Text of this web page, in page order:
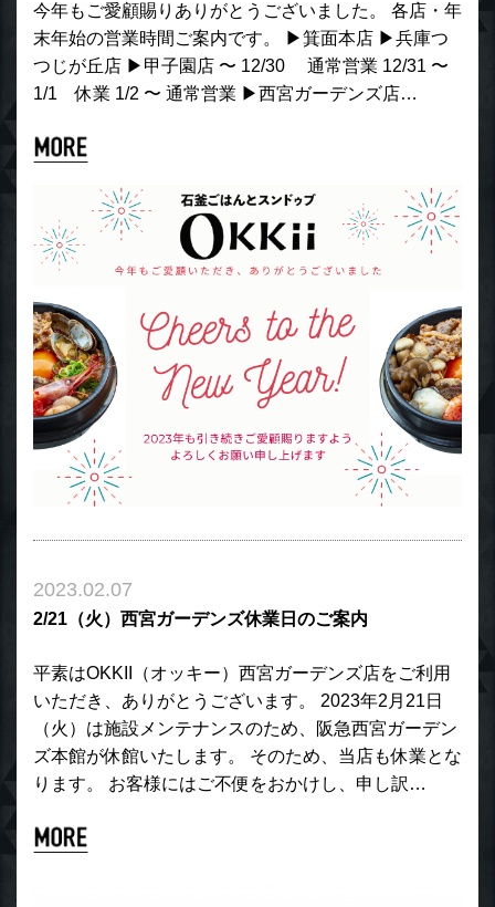
今年もご愛顧賜りありがとうございました。 各店・年
末年始の営業時間ご案内です。 ▶︎箕面本店 ▶︎兵庫つ
つじが丘店 ▶︎甲子園店 〜 12/30 通常営業 12/31 〜
1/1 休業 1/2 〜 通常営業 ▶︎西宮ガーデンズ店…
2023.02.07
2/21（火）西宮ガーデンズ休業日のご案内
平素はOKKII（オッキー）西宮ガーデンズ店をご利用
いただき、ありがとうございます。 2023年2月21日
（火）は施設メンテナンスのため、阪急西宮ガーデン
ズ本館が休館いたします。 そのため、当店も休業とな
ります。 お客様にはご不便をおかけし、申し訳…